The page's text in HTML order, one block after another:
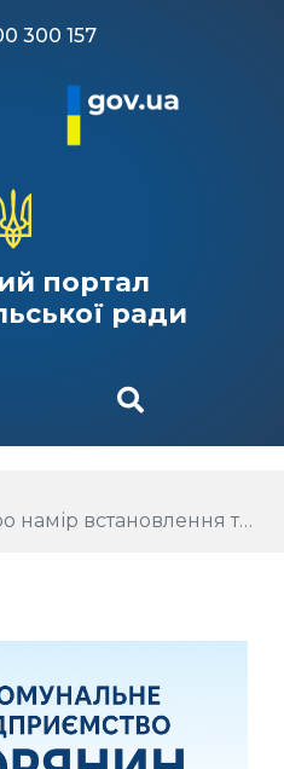
300 157
портал
ради
послуги з управління побутовими відходами на 2026 рік